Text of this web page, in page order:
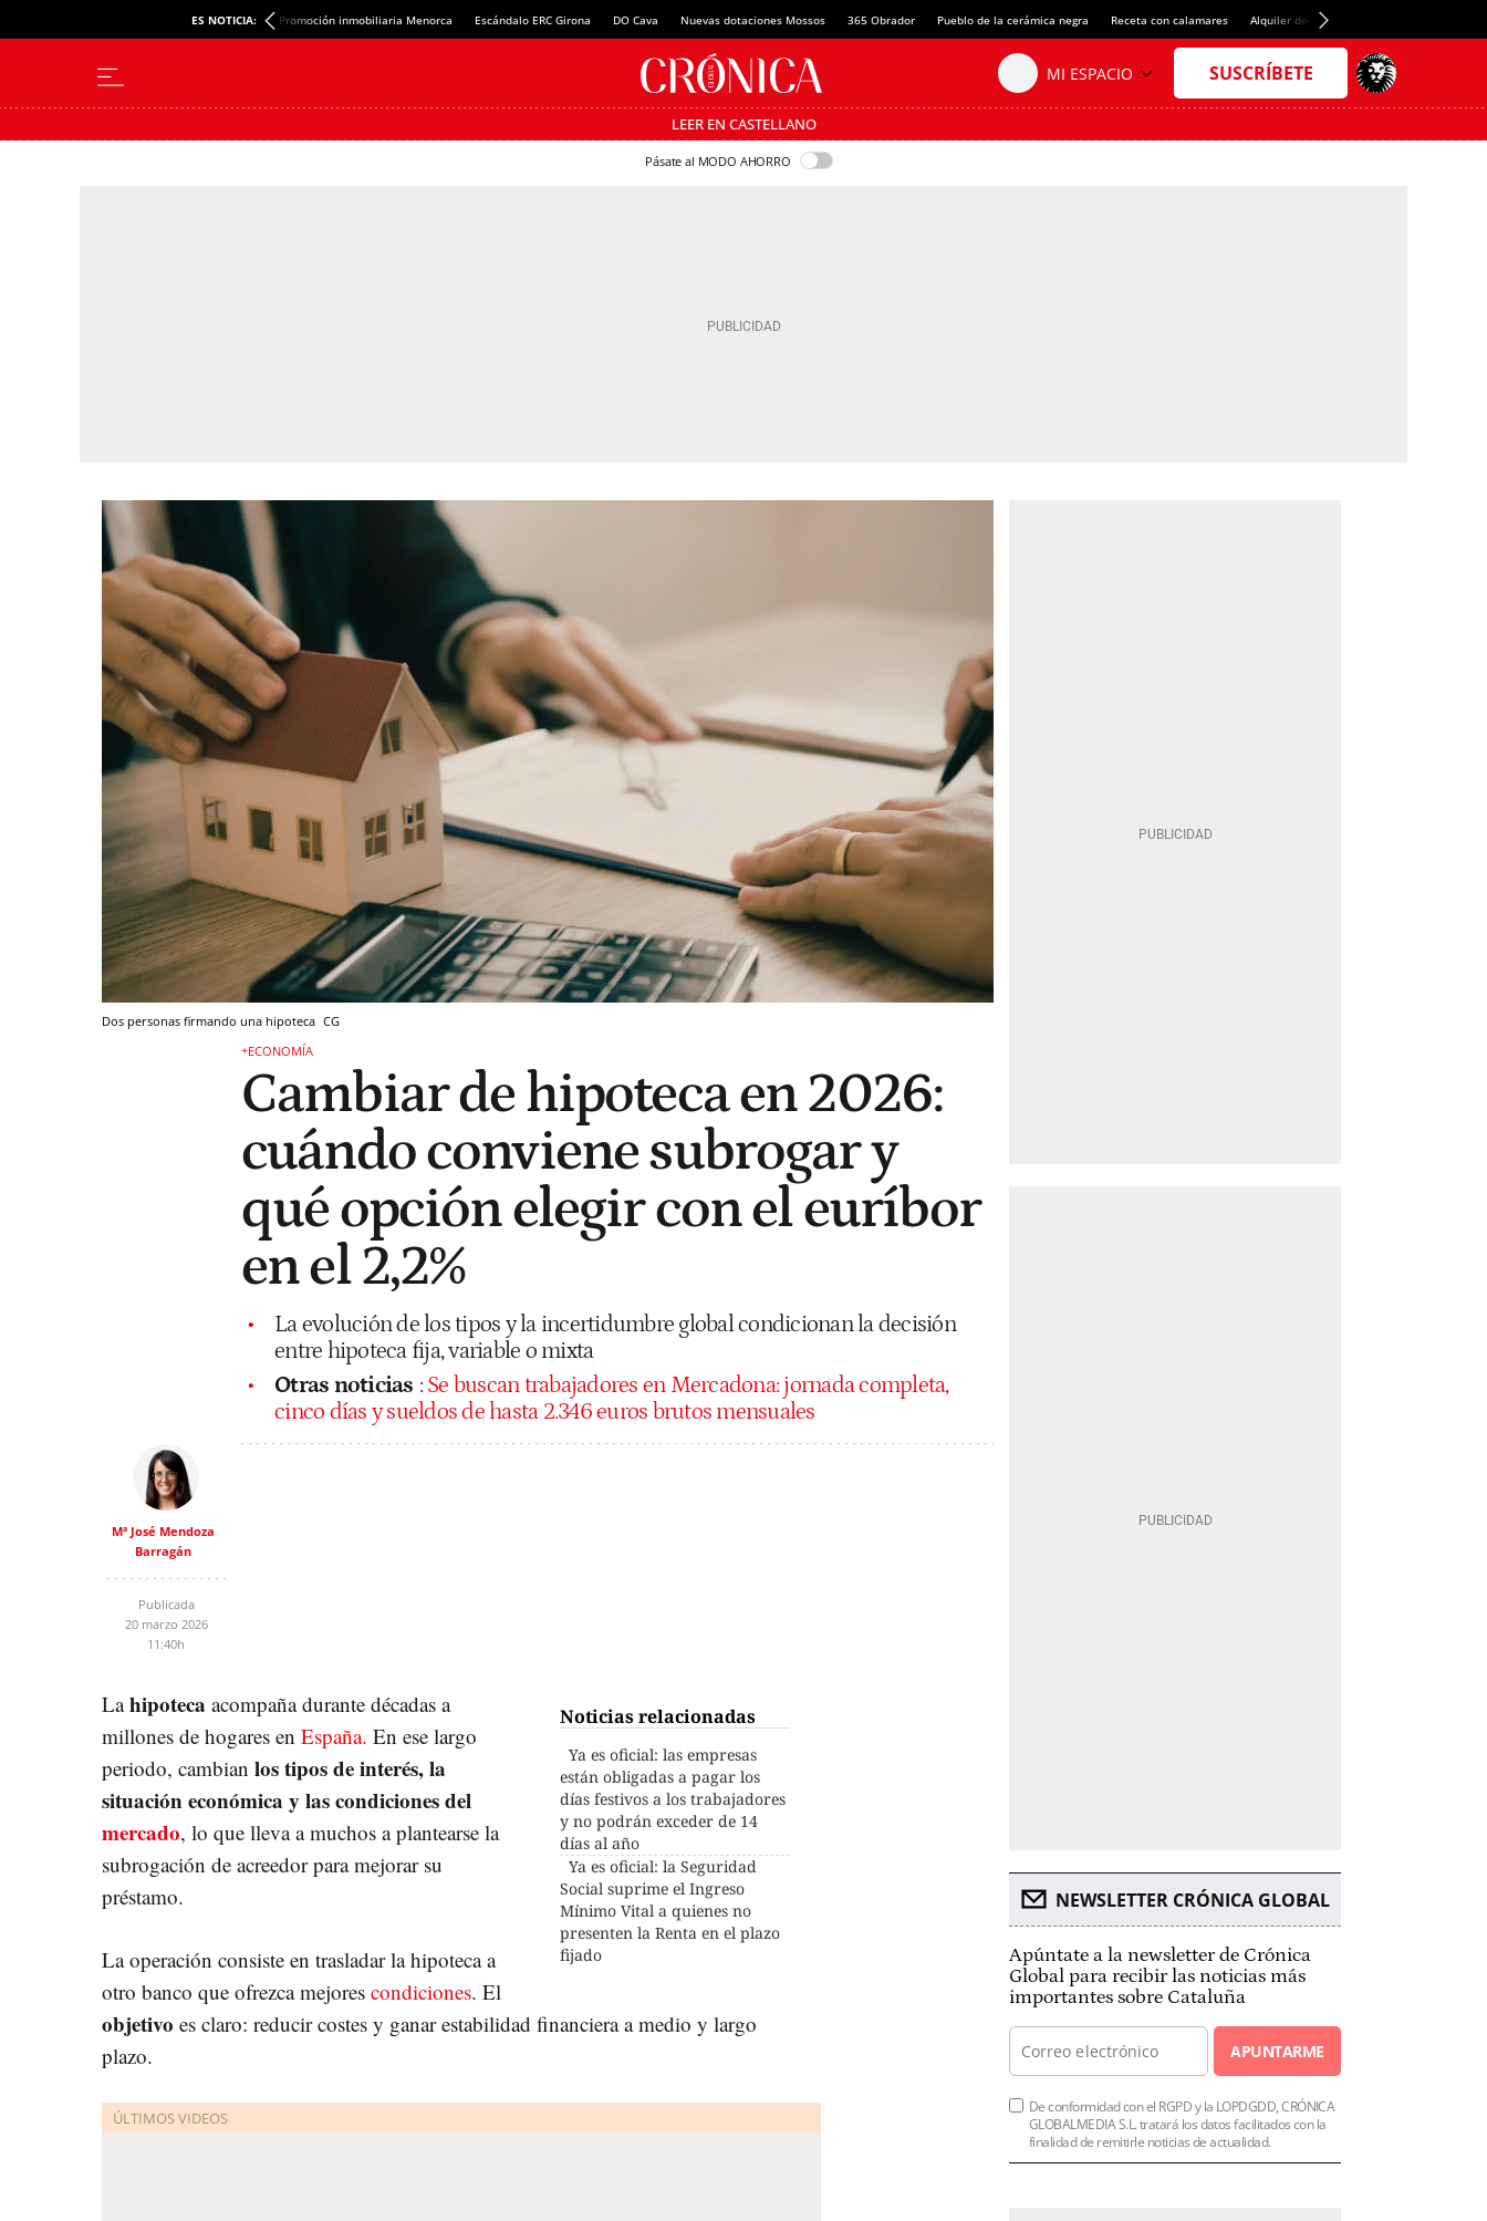
ES NOTICIA: Promoción inmobiliaria Menorca Escándalo ERC Girona DO Cava Nuevas dotaciones Mossos 365 Obrador Pueblo de la cerámica negra Receta con calamares Alquiler de habitaciones en España
LEER EN CASTELLANO
Pásate al MODO AHORRO
Dos personas firmando una hipoteca CG
+ECONOMÍA
Cambiar de hipoteca en 2026:
cuándo conviene subrogar y
qué opción elegir con el euríbor
en el 2,2%
La evolución de los tipos y la incertidumbre global condicionan la decisión
entre hipoteca fija, variable o mixta
Otras noticias : Se buscan trabajadores en Mercadona: jornada completa,
cinco días y sueldos de hasta 2.346 euros brutos mensuales
Mª José Mendoza
Barragán
Publicada
20 marzo 2026
11:40h
Noticias relacionadas
Ya es oficial: las empresas
están obligadas a pagar los
días festivos a los trabajadores
y no podrán exceder de 14
días al año
Ya es oficial: la Seguridad
Social suprime el Ingreso
Mínimo Vital a quienes no
presenten la Renta en el plazo
fijado
Lahipoteca acompaña durante décadas a
millones de hogares en España. En ese largo
periodo, cambian los tipos de interés, la
situación económica y las condiciones del
mercado, lo que lleva a muchos a plantearse la
subrogación de acreedor para mejorar su
préstamo.
La operación consiste en trasladar la hipoteca a
otro banco que ofrezca mejores condiciones. El
objetivo es claro: reducir costes y ganar estabilidad financiera a medio y largo
plazo.
NEWSLETTER CRÓNICA GLOBAL
Apúntate a la newsletter de Crónica
Global para recibir las noticias más
importantes sobre Cataluña
APUNTARME
De conformidad con el RGPD y la LOPDGDD, CRÓNICA
GLOBALMEDIA S.L. tratará los datos facilitados con la
finalidad de remitirle noticias de actualidad.